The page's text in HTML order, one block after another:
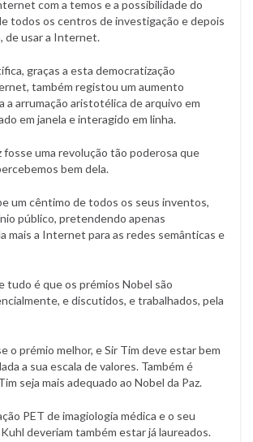
com a temos e a possibilidade do
todos os centros de investigação e depois
de usar a Internet.
graças a esta democratização
também registou um aumento
a arrumação aristotélica de arquivo em
em janela e interagido em linha.
fosse uma revolução tão poderosa que
bem dela.
um cêntimo de todos os seus inventos,
público, pretendendo apenas
mais a Internet para as redes semânticas e
tudo é que os prémios Nobel são
e discutidos, e trabalhados, pela
o prémio melhor, e Sir Tim deve estar bem
a sua escala de valores. Também é
seja mais adequado ao Nobel da Paz.
PET de imagiologia médica e o seu
deveriam também estar já laureados.